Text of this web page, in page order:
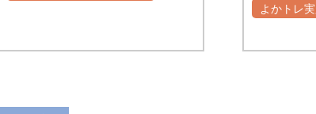
よかトレ